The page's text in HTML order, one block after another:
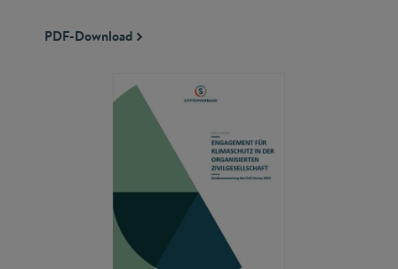
PDF-Download